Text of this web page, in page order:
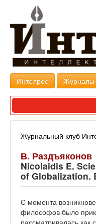
Интелрос Журналы
Журнальный клуб
В. Раздъяконов
Nicolaidis E.
of Globalization.
С момента
философов было
рассматривалась